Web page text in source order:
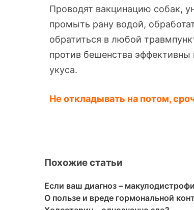
Проводят вакцинацию собак,
промыть рану водой,
обратиться в любой
против бешенства эффективны
укуса.
Не откладывать на потом,
Похожие статьи
Если ваш диагноз –
О пользе и вреде гормональной